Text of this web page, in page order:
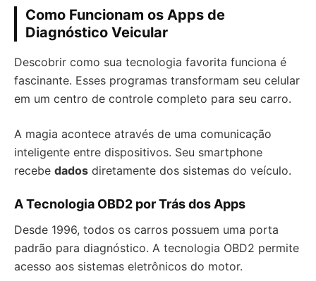
Como Funcionam os Apps de
Diagnóstico Veicular
Descobrir como sua tecnologia favorita funciona é
fascinante. Esses programas transformam seu celular
em um centro de controle completo para seu carro.
A magia acontece através de uma comunicação
inteligente entre dispositivos. Seu smartphone
recebe dados diretamente dos sistemas do veículo.
A Tecnologia OBD2 por Trás dos Apps
Desde 1996, todos os carros possuem uma porta
padrão para diagnóstico. A tecnologia OBD2 permite
acesso aos sistemas eletrônicos do motor.